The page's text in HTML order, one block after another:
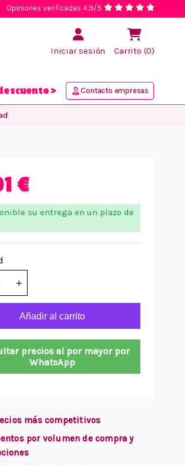
Opiniones verificadas 4.9/5
Iniciar sesión Carrito (0)
> Contacto empresas
€
su entrega en un plazo de
Añadir al carrito
precios al por mayor por
WhatsApp
más competitivos
por volumen de compra y